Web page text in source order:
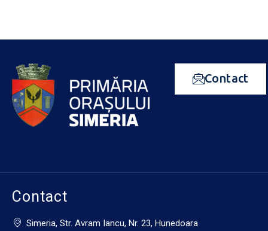
Contact
Contact
Simeria, Str. Avram Iancu, Nr. 23, Hunedoara